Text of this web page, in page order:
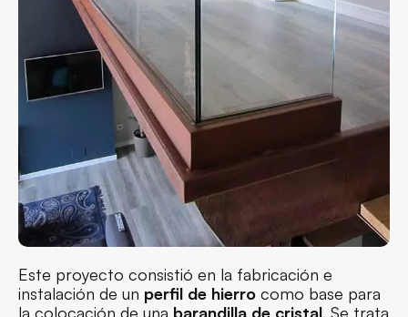
Este proyecto consistió en la fabricación e
instalación de un perfil de hierro como base para
la colocación de una barandilla de cristal. Se trata